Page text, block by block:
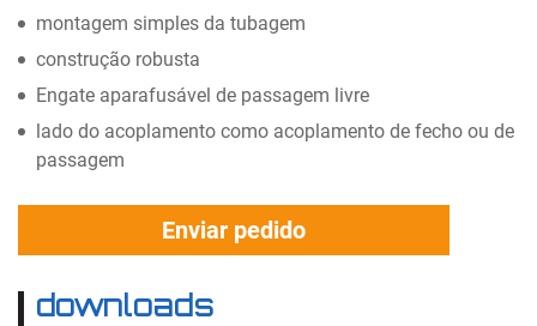
montagem simples da tubagem
construção robusta
Engate aparafusável de passagem livre
lado do acoplamento como acoplamento de fecho ou de
passagem
Enviar pedido
downloads